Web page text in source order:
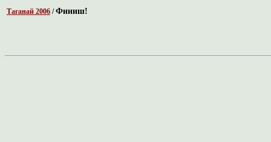
Таганай 2006 /Финиш!